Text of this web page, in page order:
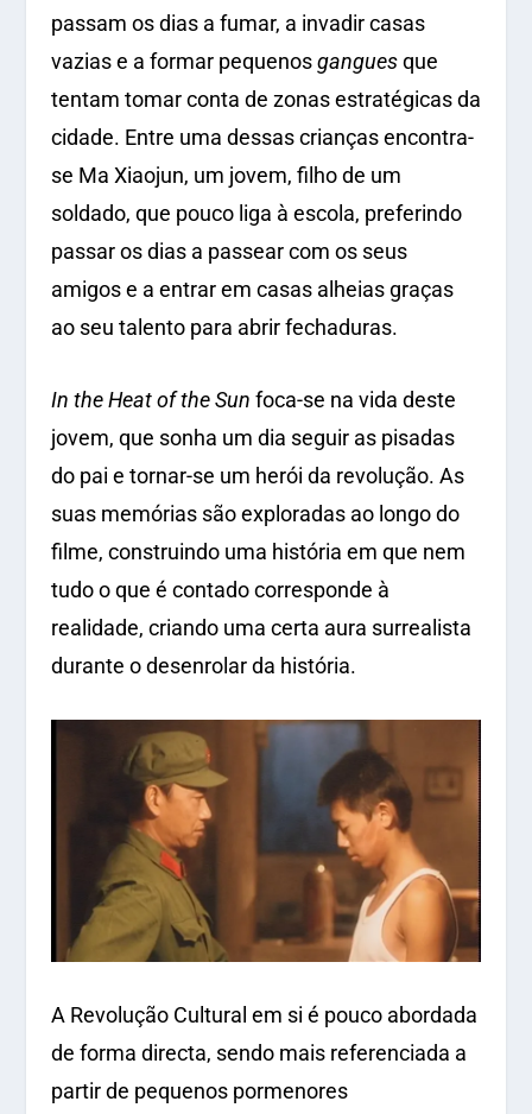
passam os dias a fumar, a invadir casas
vazias e a formar pequenosganguesque
tentam tomar conta de zonas estratégicas da
cidade. Entre uma dessas crianças encontra-
se Ma Xiaojun, um jovem, filho de um
soldado, que pouco liga à escola, preferindo
passar os dias a passear com os seus
amigos e a entrar em casas alheias graças
ao seu talento para abrir fechaduras.
In the Heat of the Sun foca-se na vida deste
jovem, que sonha um dia seguir as pisadas
do pai e tornar-se um herói da revolução. As
suas memórias são exploradas ao longo do
filme, construindo uma história em que nem
tudo o que é contado corresponde à
realidade, criando uma certa aura surrealista
durante o desenrolar da história.
A Revolução Cultural em si é pouco abordada
de forma directa, sendo mais referenciada a
partir de pequenos pormenores